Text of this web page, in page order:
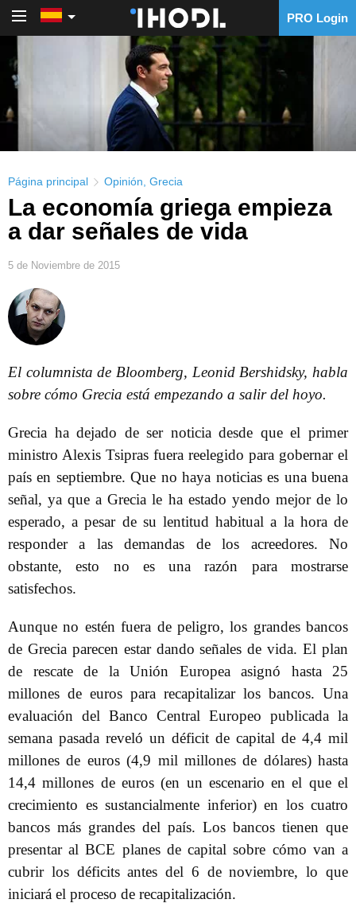
PRO Login
Página principal Opinión Grecia
La economía griega empieza
a dar señales de vida
5 de Noviembre de 2015
El columnista de Bloomberg, Leonid Bershidsky, habla
sobre cómo Grecia está empezando a salir del hoyo.
Grecia ha dejado de ser noticia desde que el primer
ministro Alexis Tsipras fuera reelegido para gobernar el
país en septiembre. Que no haya noticias es una buena
señal, ya que a Grecia le ha estado yendo mejor de lo
esperado, a pesar de su lentitud habitual a la hora de
responder a las demandas de los acreedores. No
obstante, esto no es una razón para mostrarse
satisfechos.
Aunque no estén fuera de peligro, los grandes bancos
de Grecia parecen estar dando señales de vida. El plan
de rescate de la Unión Europea asignó hasta 25
millones de euros para recapitalizar los bancos. Una
evaluación del Banco Central Europeo publicada la
semana pasada reveló un déficit de capital de 4,4 mil
millones de euros (4,9 mil millones de dólares) hasta
14,4 millones de euros (en un escenario en el que el
crecimiento es sustancialmente inferior) en los cuatro
bancos más grandes del país. Los bancos tienen que
presentar al BCE planes de capital sobre cómo van a
cubrir los déficits antes del 6 de noviembre, lo que
iniciará el proceso de recapitalización.